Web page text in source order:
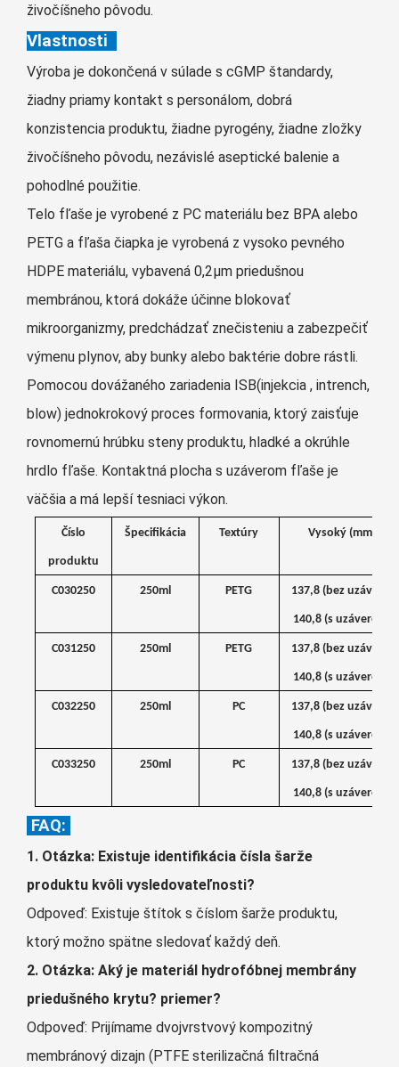
živočíšneho pôvodu.
Vlastnosti
Výroba je dokončená v súlade s cGMP štandardy,
žiadny priamy kontakt s personálom, dobrá
konzistencia produktu, žiadne pyrogény, žiadne zložky
živočíšneho pôvodu, nezávislé aseptické balenie a
pohodlné použitie.
Telo fľaše je vyrobené z PC materiálu bez BPA alebo
PETG a fľaša čiapka je vyrobená z vysoko pevného
HDPE materiálu, vybavená 0,2μm priedušnou
membránou, ktorá dokáže účinne blokovať
mikroorganizmy, predchádzať znečisteniu a zabezpečiť
výmenu plynov, aby bunky alebo baktérie dobre rástli.
Pomocou dovážaného zariadenia ISB(injekcia , intrench,
blow) jednokrokový proces formovania, ktorý zaisťuje
rovnomernú hrúbku steny produktu, hladké a okrúhle
hrdlo fľaše. Kontaktná plocha s uzáverom fľaše je
väčšia a má lepší tesniaci výkon.
Číslo
produktu
Špecifikácia Textúry Vysoký (mm)
C030250 250ml PETG 137,8 (bez uzáveru)
140,8 (s uzáverom)
C031250 250ml PETG 137,8 (bez uzáveru)
140,8 (s uzáverom)
C032250 250ml PC 137,8 (bez uzáveru)
140,8 (s uzáverom)
C033250 250ml PC 137,8 (bez uzáveru)
140,8 (s uzáverom)
FAQ:
1. Otázka: Existuje identifikácia čísla šarže
produktu kvôli vysledovateľnosti?
Odpoveď: Existuje štítok s číslom šarže produktu,
ktorý možno spätne sledovať každý deň.
2. Otázka: Aký je materiál hydrofóbnej membrány
priedušného krytu? priemer?
Odpoveď: Prijímame dvojvrstvový kompozitný
membránový dizajn (PTFE sterilizačná filtračná